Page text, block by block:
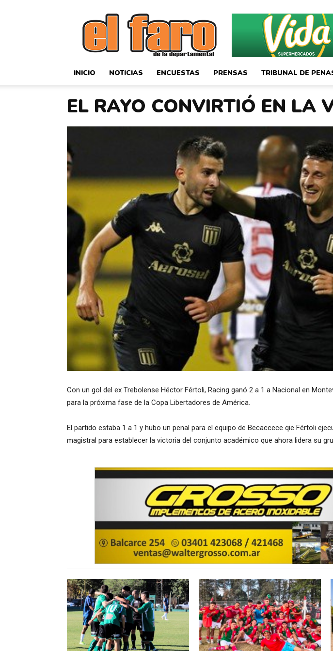
El
Faro
Deportivo
INICIO NOTICIAS ENCUESTAS PRENSAS TRIBUNAL DE
EL RAYO CONVIRTIÓ EN LA
Con un gol del ex Trebolense Héctor Fértoli, Racing ganó 2 a 1 a Nacional en
para la próxima fase de la Copa Libertadores de América.
El partido estaba 1 a 1 y hubo un penal para el equipo de Becaccece qie Fértoli
magistral para establecer la victoria del conjunto académico que ahora lidera su